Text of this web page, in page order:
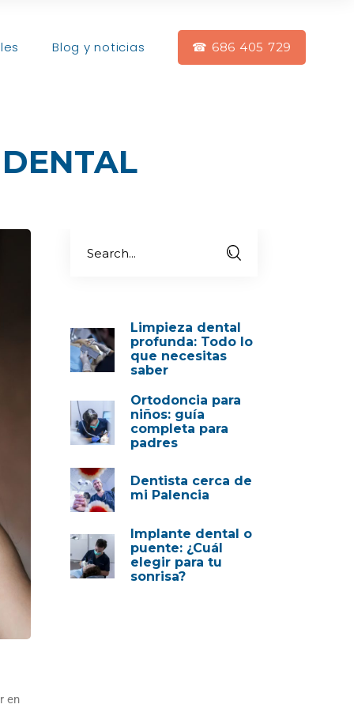
Blog y noticias ☎ 686 405 729
en
Limpieza dental
profunda: Todo lo
que necesitas
saber
Ortodoncia para
niños: guía
completa para
padres
Dentista cerca de
mi Palencia
Implante dental o
puente: ¿Cuál
elegir para tu
sonrisa?